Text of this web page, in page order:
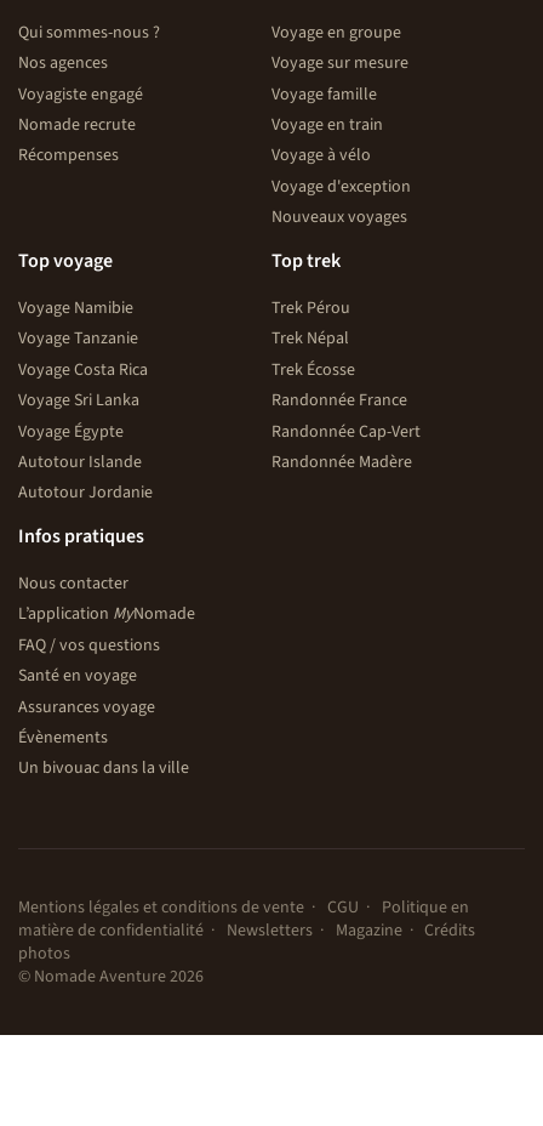
Qui sommes-nous ?
Nos agences
Voyagiste engagé
Nomade recrute
Récompenses
Voyage en groupe
Voyage sur mesure
Voyage famille
Voyage en train
Voyage à vélo
Voyage d'exception
Nouveaux voyages
Top voyage
Voyage Namibie
Voyage Tanzanie
Voyage Costa Rica
Voyage Sri Lanka
Voyage Égypte
Autotour Islande
Autotour Jordanie
Top trek
Trek Pérou
Trek Népal
Trek Écosse
Randonnée France
Randonnée Cap-Vert
Randonnée Madère
Infos pratiques
Nous contacter
L’application MyNomade
FAQ / vos questions
Santé en voyage
Assurances voyage
Évènements
Un bivouac dans la ville
Mentions légales et conditions de vente CGU
Politique en
matière de confidentialité
Newsletters Magazine
Crédits
photos
© Nomade Aventure 2026